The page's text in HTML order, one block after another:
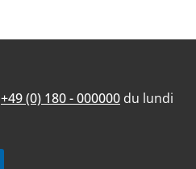
+49 (0) 180 - 000000 du lundi